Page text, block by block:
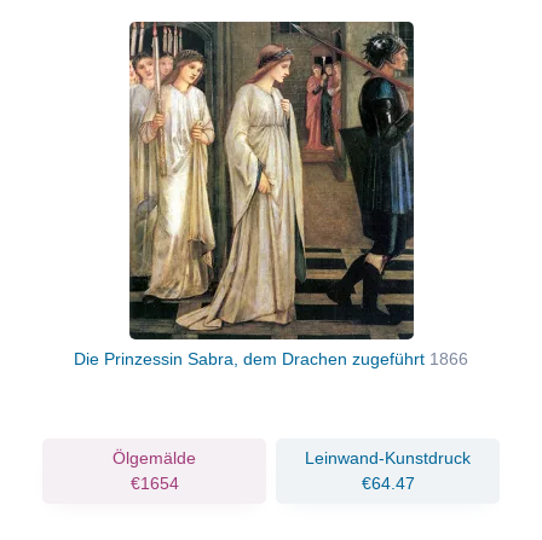
Die Prinzessin Sabra, dem Drachen zugeführt 1866
Ölgemälde
€1654
Leinwand-Kunstdruck
€64.47